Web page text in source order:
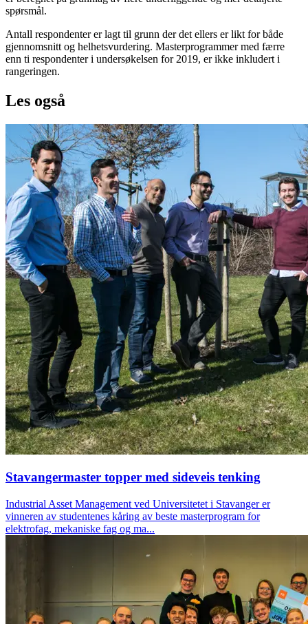
spørsmål.
Antall respondenter er lagt til grunn der det ellers er likt for både
gjennomsnitt og helhetsvurdering. Masterprogrammer med færre
enn ti respondenter i undersøkelsen for 2019, er ikke inkludert i
rangeringen.
Les også
Stavangermaster topper med sideveis tenking
Industrial Asset Management ved Universitetet i Stavanger er
vinneren av studentenes kåring av beste masterprogram for
elektrofag, mekaniske fag og ma...